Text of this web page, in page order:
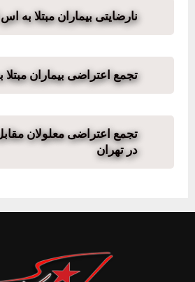
نارضایتی بیماران مبتلا به
تجمع اعتراضی بیماران مبتلا
تجمع اعتراضی معلولان
در تهران